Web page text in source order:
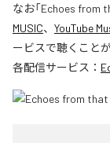
なお「Echoes from
MUSIC、 YouTube
ービスで聴くこと
各配信サービス：